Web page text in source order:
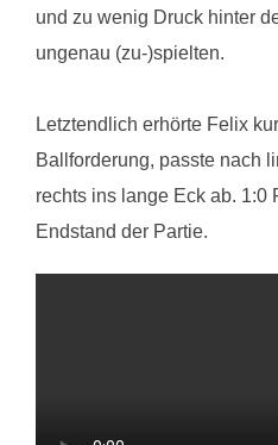
und zu wenig Druck hinter
ungenau (zu-)spielten.
Letztendlich erhörte Felix
Ballforderung, passte nach
rechts ins lange Eck ab. 1:0
Endstand der Partie.